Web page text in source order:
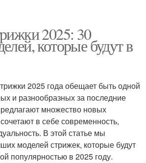
2025: 30
которые будут в
2025 года обещает быть одной
и разнообразных за последние
множество новых
в себе современность,
В этой статье мы
моделей стрижек, которые будут
популярностью в 2025 году.